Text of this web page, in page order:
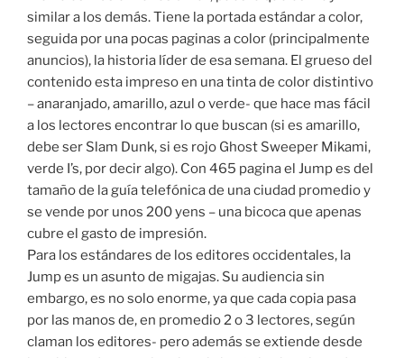
similar a los demás. Tiene la portada estándar a color,
seguida por una pocas paginas a color (principalmente
anuncios), la historia líder de esa semana. El grueso del
contenido esta impreso en una tinta de color distintivo
– anaranjado, amarillo, azul o verde- que hace mas fácil
a los lectores encontrar lo que buscan (si es amarillo,
debe ser Slam Dunk, si es rojo Ghost Sweeper Mikami,
verde I’s, por decir algo). Con 465 pagina el Jump es del
tamaño de la guía telefónica de una ciudad promedio y
se vende por unos 200 yens – una bicoca que apenas
cubre el gasto de impresión.
Para los estándares de los editores occidentales, la
Jump es un asunto de migajas. Su audiencia sin
embargo, es no solo enorme, ya que cada copia pasa
por las manos de, en promedio 2 o 3 lectores, según
claman los editores- pero además se extiende desde